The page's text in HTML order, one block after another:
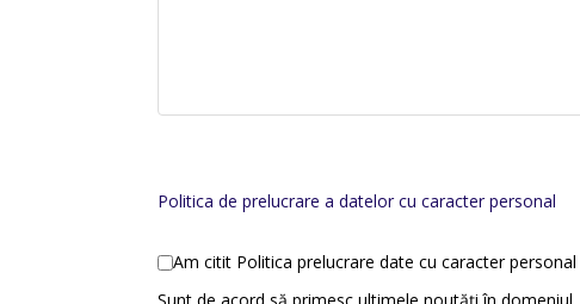
Politica de prelucrare a datelor cu caracter personal
Am citit Politica prelucrare date cu caracter